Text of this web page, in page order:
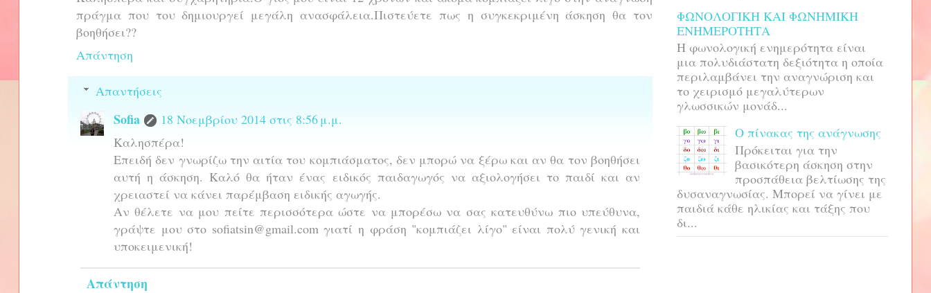
πράγμα που του δημιουργεί μεγάλη ανασφάλεια.Πιστεύετε πως η συγκεκριμένη άσκηση θα τον
βοηθήσει??
Απάντηση
Απαντήσεις
Sofia
18 Νοεμβρίου 2014 στις 8:56 μ.μ.
Καλησπέρα!
Επειδή δεν γνωρίζω την αιτία του κομπιάσματος, δεν μπορώ να ξέρω και αν θα τον βοηθήσει
αυτή η άσκηση. Καλό θα ήταν ένας ειδικός παιδαγωγός να αξιολογήσει το παιδί και αν
χρειαστεί να κάνει παρέμβαση ειδικής αγωγής.
Αν θέλετε να μου πείτε περισσότερα ώστε να μπορέσω να σας κατευθύνω πιο υπεύθυνα,
γράψτε μου στο sofiatsin@gmail.com γιατί η φράση "κομπιάζει λίγο" είναι πολύ γενική και
υποκειμενική!
Απάντηση
ΦΩΝΟΛΟΓΙΚΗ ΚΑΙ ΦΩΝΗΜΙΚΗ
ΕΝΗΜΕΡΟΤΗΤΑ
H φωνολογική ενημερότητα είναι
μια πολυδιάστατη δεξιότητα η οποία
περιλαμβάνει την αναγνώριση και
το χειρισμό μεγαλύτερων
γλωσσικών μονάδ...
Ο πίνακας της ανάγνωσης
Πρόκειται για την
βασικότερη άσκηση στην
προσπάθεια βελτίωσης της
δυσαναγνωσίας. Μπορεί να γίνει με
παιδιά κάθε ηλικίας και τάξης που
δι...